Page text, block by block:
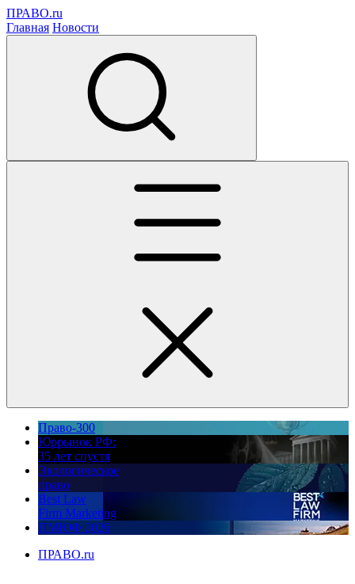
ПРАВО.ru
Главная Новости
Право-300
Юррынок РФ:
35 лет спустя
Экологическое
право
Best Law
Firm Marketing
ПМЮФ 2026
ПРАВО.ru